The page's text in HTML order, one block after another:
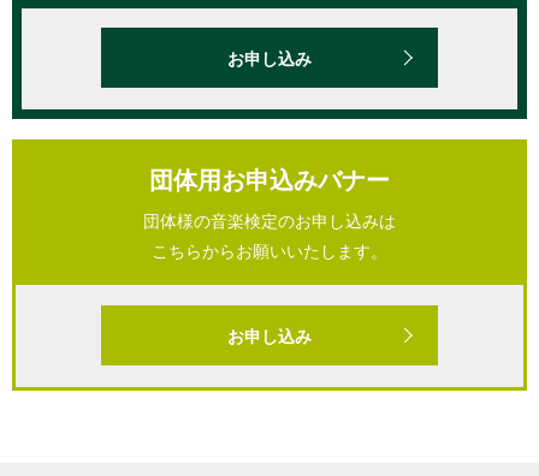
お申し込み
団体用お申込みバナー
団体様の音楽検定のお申し込みは
こちらからお願いいたします。
お申し込み